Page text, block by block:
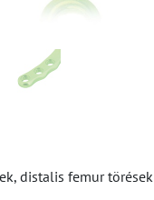
distalis femur törések